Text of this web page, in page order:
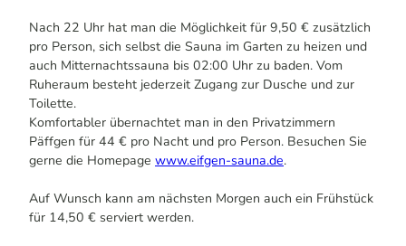
Nach 22 Uhr hat man die Möglichkeit für 9,50 € zusätzlich
pro Person, sich selbst die Sauna im Garten zu heizen und
auch Mitternachtssauna bis 02:00 Uhr zu baden. Vom
Ruheraum besteht jederzeit Zugang zur Dusche und zur
Toilette.
Komfortabler übernachtet man in den Privatzimmern
Päffgen für 44 € pro Nacht und pro Person. Besuchen Sie
gerne die Homepage www.eifgen-sauna.de.
Auf Wunsch kann am nächsten Morgen auch ein Frühstück
für 14,50 € serviert werden.